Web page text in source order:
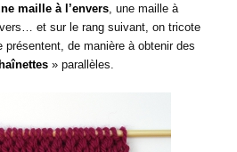
maille à l’envers, une maille à
et sur le rang suivant, on tricote
présentent, de manière à obtenir des
» parallèles.